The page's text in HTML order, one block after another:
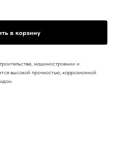
в корзину
машиностроении и
высокой прочностью, коррозионной